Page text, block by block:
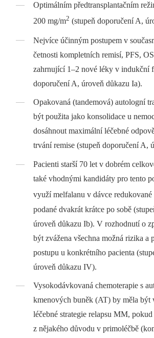
Optimálním předtransplantačním
200 mg/m2 (stupeň doporučení A,
Nejvíce účinným postupem v
četnosti kompletních remisí, PFS,
zahrnující 1–2 nové léky v indukční
doporučení A, úroveň důkazu Ia).
Opakovaná (tandemová) autologní
být použita jako konsolidace u
dosáhnout maximální léčebné
trvání remise (stupeň doporučení A,
Pacienti starší 70 let v dobrém
také vhodnými kandidáty pro tento
využí melfalanu v dávce
podané dvakrát krátce po sobě
úroveň důkazu Ib). V rozhodnutí o
být zvážena všechna možná rizika a
postupu u konkrétního pacienta
úroveň důkazu IV).
Vysokodávkovaná chemoterapie s
kmenových buněk (AT) by měla být
léčebné strategie relapsu MM,
z nějakého důvodu v primoléčbě